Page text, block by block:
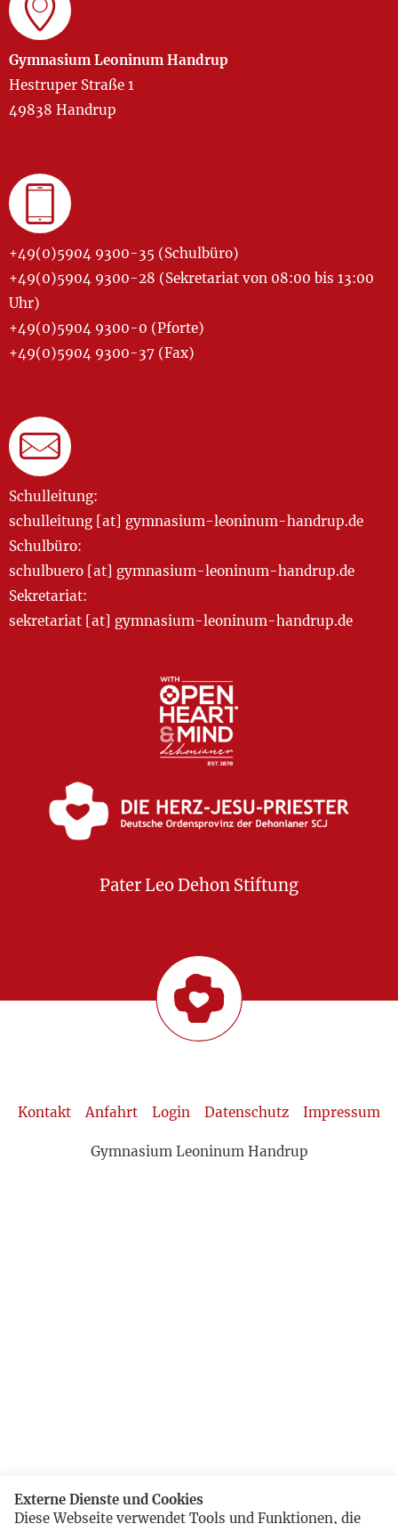
Gymnasium Leoninum Handrup
Hestruper Straße 1
49838 Handrup
+49(0)5904 9300-35 (Schulbüro)
+49(0)5904 9300-28 (Sekretariat von 08:00 bis 13:00
Uhr)
+49(0)5904 9300-0 (Pforte)
+49(0)5904 9300-37 (Fax)
Schulleitung:
schulleitung [at] gymnasium-leoninum-handrup.de
Schulbüro:
schulbuero [at] gymnasium-leoninum-handrup.de
Sekretariat:
sekretariat [at] gymnasium-leoninum-handrup.de
Pater Leo Dehon Stiftung
Kontakt Anfahrt Login Datenschutz Impressum
Gymnasium Leoninum Handrup
Externe Dienste und Cookies
Diese Webseite verwendet Tools und Funktionen, die